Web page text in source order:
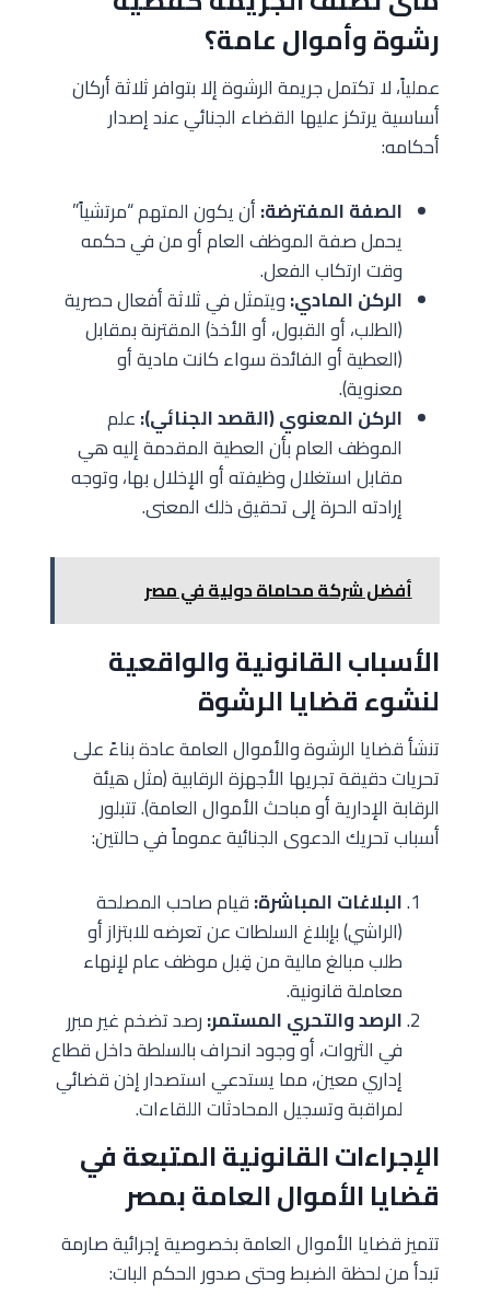
رشوة وأموال عامة؟
عملياً، لا تكتمل جريمة الرشوة إلا بتوافر ثلاثة أركان
أساسية يرتكز عليها القضاء الجنائي عند إصدار
أحكامه:
الصفة المفترضة:أن يكون المتهم “مرتشياً”
يحمل صفة الموظف العام أو من في حكمه
وقت ارتكاب الفعل.
الركن المادي:ويتمثل في ثلاثة أفعال حصرية
(الطلب، أو القبول، أو الأخذ) المقترنة بمقابل
(العطية أو الفائدة سواء كانت مادية أو
معنوية).
الركن المعنوي (القصد الجنائي):علم
الموظف العام بأن العطية المقدمة إليه هي
مقابل استغلال وظيفته أو الإخلال بها، وتوجه
إرادته الحرة إلى تحقيق ذلك المعنى.
أفضل شركة محاماة دولية في مصر
الأسباب القانونية والواقعية
لنشوء قضايا الرشوة
تنشأ قضايا الرشوة والأموال العامة عادة بناءً على
تحريات دقيقة تجريها الأجهزة الرقابية (مثل هيئة
الرقابة الإدارية أو مباحث الأموال العامة). تتبلور
أسباب تحريك الدعوى الجنائية عموماً في حالتين:
البلاغات المباشرة:قيام صاحب المصلحة
(الراشي) بإبلاغ السلطات عن تعرضه للابتزاز أو
طلب مبالغ مالية من قِبل موظف عام لإنهاء
معاملة قانونية.
الرصد والتحري المستمر:رصد تضخم غير مبرر
في الثروات، أو وجود انحراف بالسلطة داخل قطاع
إداري معين، مما يستدعي استصدار إذن قضائي
لمراقبة وتسجيل المحادثات اللقاءات.
الإجراءات القانونية المتبعة في
قضايا الأموال العامة بمصر
تتميز قضايا الأموال العامة بخصوصية إجرائية صارمة
تبدأ من لحظة الضبط وحتى صدور الحكم البات: